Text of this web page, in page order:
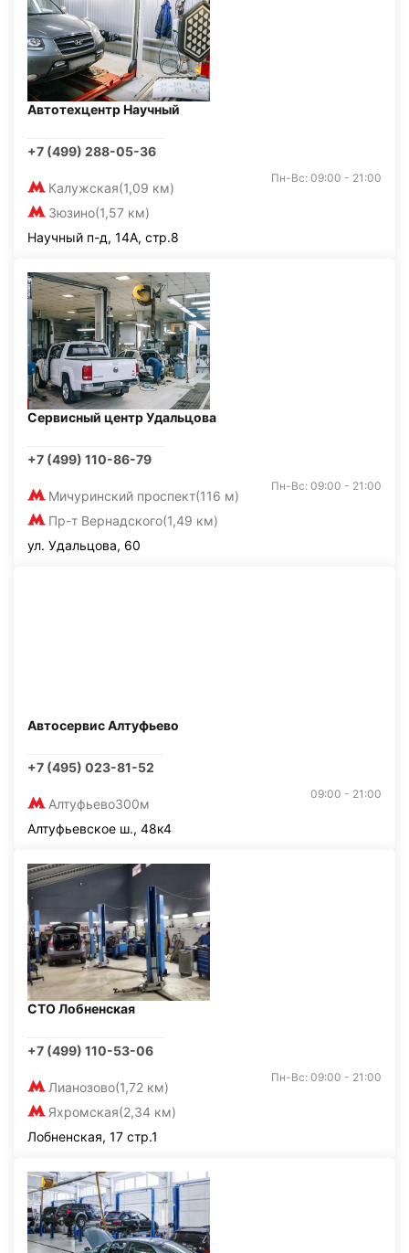
Автотехцентр Научный
+7 (499) 288-05-36
Калужская(1,09 км)
Зюзино(1,57 км)
Пн-Вс: 09:00 - 21:00
Научный п-д, 14А, стр.8
Сервисный центр Удальцова
+7 (499) 110-86-79
Мичуринский проспект(116 м)
Пр-т Вернадского(1,49 км)
Пн-Вс: 09:00 - 21:00
ул. Удальцова, 60
Автосервис Алтуфьево
+7 (495) 023-81-52
Алтуфьево300м
09:00 - 21:00
Алтуфьевское ш., 48к4
СТО Лобненская
+7 (499) 110-53-06
Лианозово(1,72 км)
Яхромская(2,34 км)
Пн-Вс: 09:00 - 21:00
Лобненская, 17 стр.1